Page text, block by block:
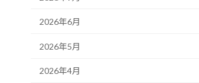
2026年6月
2026年5月
2026年4月